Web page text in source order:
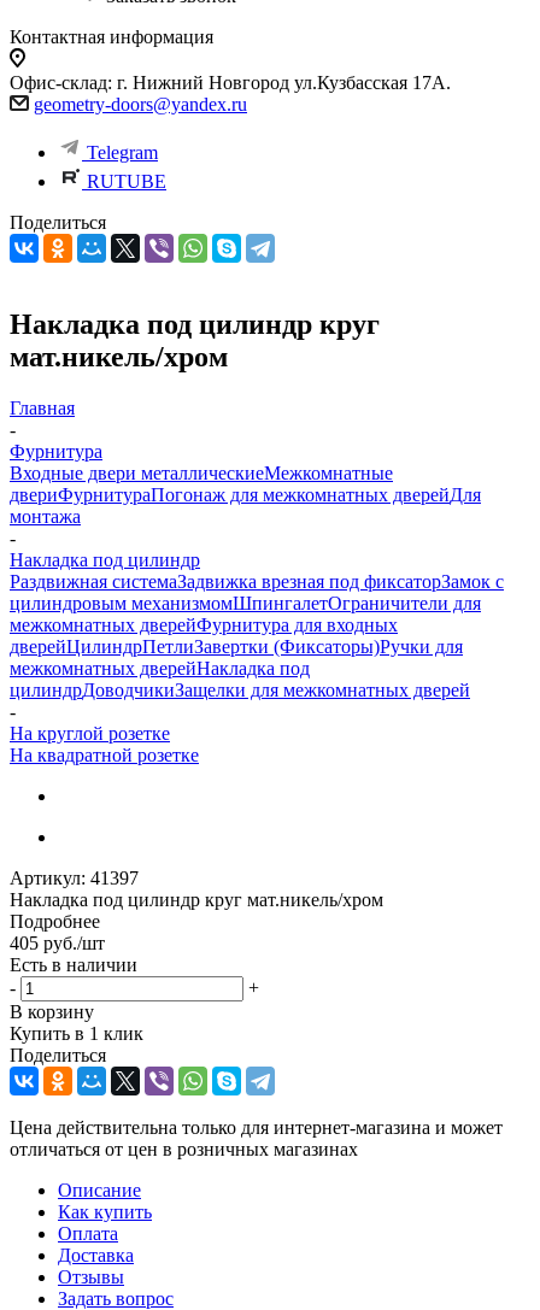
Контактная информация
Офис-склад: г. Нижний Новгород ул.Кузбасская 17А.
geometry-doors@yandex.ru
Telegram
RUTUBE
Поделиться
Накладка под цилиндр круг
мат.никель/хром
Главная
-
Фурнитура
Входные двери металлическиеМежкомнатные
двериФурнитураПогонаж для межкомнатных дверейДля
монтажа
-
Накладка под цилиндр
Раздвижная системаЗадвижка врезная под фиксаторЗамок с
цилиндровым механизмомШпингалетОграничители для
межкомнатных дверейФурнитура для входных
дверейЦилиндрПетлиЗавертки (Фиксаторы)Ручки для
межкомнатных дверейНакладка под
цилиндрДоводчикиЗащелки для межкомнатных дверей
-
На круглой розетке
На квадратной розетке
Артикул: 41397
Накладка под цилиндр круг мат.никель/хром
Подробнее
405 руб./шт
Есть в наличии
-
+
В корзину
Купить в 1 клик
Поделиться
Цена действительна только для интернет-магазина и может
отличаться от цен в розничных магазинах
Описание
Как купить
Оплата
Доставка
Отзывы
Задать вопрос